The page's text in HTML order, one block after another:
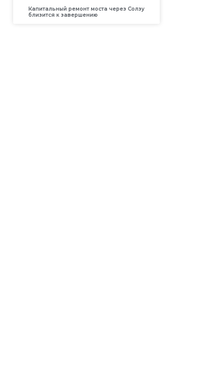
Капитальный ремонт моста через Солзу
близится к завершению